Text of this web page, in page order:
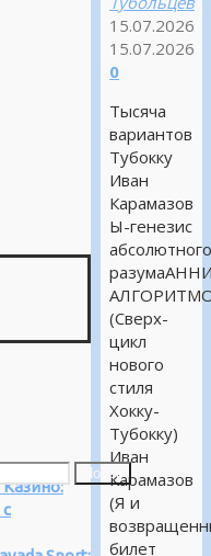
Поиск
15.07.2026
15.07.2026
0
Тысяча
вариантов
Тубокку
Иван
Карамазов
Ы-генезис
(Сверх-
цикл
нового
стиля
Хокку-
Тубокку)
Иван
Карамазов
(Я и
билет